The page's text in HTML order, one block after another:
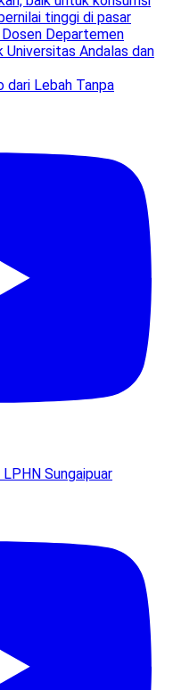
dari Lebah Tanpa
Sungaipuar